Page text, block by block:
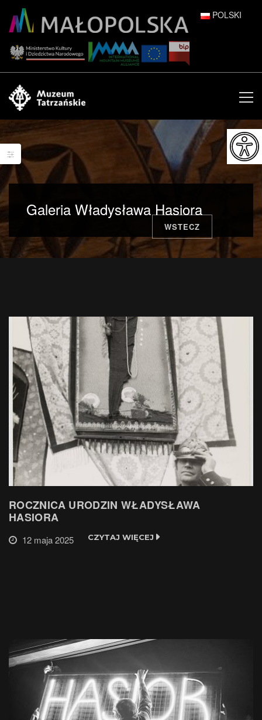
POLSKI
ENGLISH
ESPAÑOL
FRANÇAIS
ITALIANO
日本語
Galeria Władysława Hasiora
WSTECZ
ROCZNICA URODZIN WŁADYSŁAWA
HASIORA
12 maja 2025 CZYTAJ WIĘCEJ